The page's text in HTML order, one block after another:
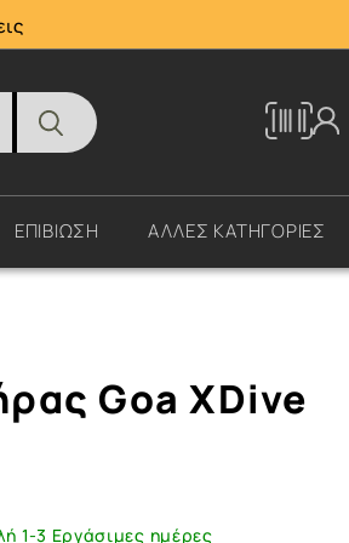
Tracking
Tracking
ΕΠΙΒΙΩΣΗ ΑΛΛΕΣ ΚΑΤΗΓΟΡΙΕΣ
Goa XDive
1-3 Εργάσιμες ημέρες